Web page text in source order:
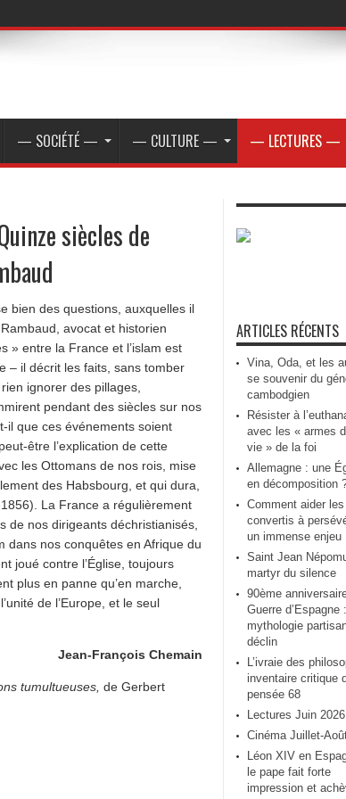
— SOCIÉTÉ — — CULTURE — — LECTURES —
siècles de
bien des questions, auxquelles il
avocat et historien
» entre la France et l’islam est
– il décrit les faits, sans tomber
ignorer des pillages,
pendant des siècles sur nos
il que ces événements soient
être l’explication de cette
les Ottomans de nos rois, mise
des Habsbourg, et qui dura,
La France a régulièrement
de nos dirigeants déchristianisés,
dans nos conquêtes en Afrique du
joué contre l’Église, toujours
plus en panne qu’en marche,
de l’Europe, et le seul
Jean-François Chemain
tumultueuses, de Gerbert
ARTICLES RÉCENTS
Vina, Oda, et les
se souvenir du
cambodgien
Résister à
avec les « armes
vie » de la foi
Allemagne : une
en décomposition
Comment aider les
convertis à
un immense enjeu
Saint Jean
martyr du silence
90ème
Guerre d’Espagne
mythologie
déclin
L’ivraie des
inventaire critique
pensée 68
Lectures Juin 2026
Cinéma Juillet-
Léon XIV en
le pape fait forte
impression et